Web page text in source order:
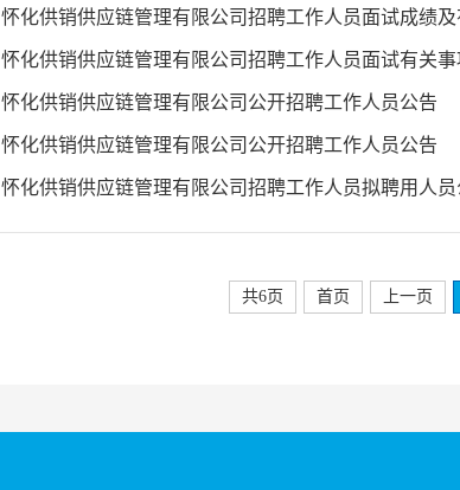
怀化供销供应链管理有限公司招聘工作人员面试成绩
怀化供销供应链管理有限公司招聘工作人员面试有关事
怀化供销供应链管理有限公司公开招聘工作人员公告
怀化供销供应链管理有限公司公开招聘工作人员公告
怀化供销供应链管理有限公司招聘工作人员拟聘用人员
共6页 首页 上一页